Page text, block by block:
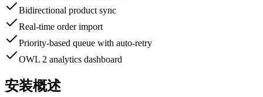
Bidirectional product sync
Real-time order import
Priority-based queue with auto-retry
OWL 2 analytics dashboard
安装概述